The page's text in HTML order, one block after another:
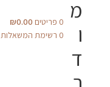
0 פריטים ₪0.00
0 רשימת המשאלות
מ
ו
ד